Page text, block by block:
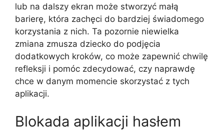
lub na dalszy ekran może stworzyć małą
barierę, która zachęci do bardziej świadomego
korzystania z nich. Ta pozornie niewielka
zmiana zmusza dziecko do podjęcia
dodatkowych kroków, co może zapewnić chwilę
refleksji i pomóc zdecydować, czy naprawdę
chce w danym momencie skorzystać z tych
aplikacji.
Blokada aplikacji hasłem